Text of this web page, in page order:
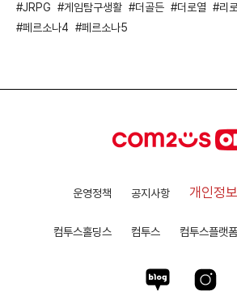
JRPG 게임탐구생활 더골든 더로열 리
페르소나4
페르소나5
운영정책 공지사항 개인정
컴투스홀딩스 컴투스 컴투스플랫폼